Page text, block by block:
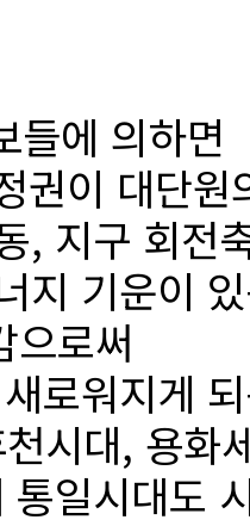
에 의하면
권이 대단
, 지구 회전
지 기운이
으로써
로워지게
시대, 용화
일시대도